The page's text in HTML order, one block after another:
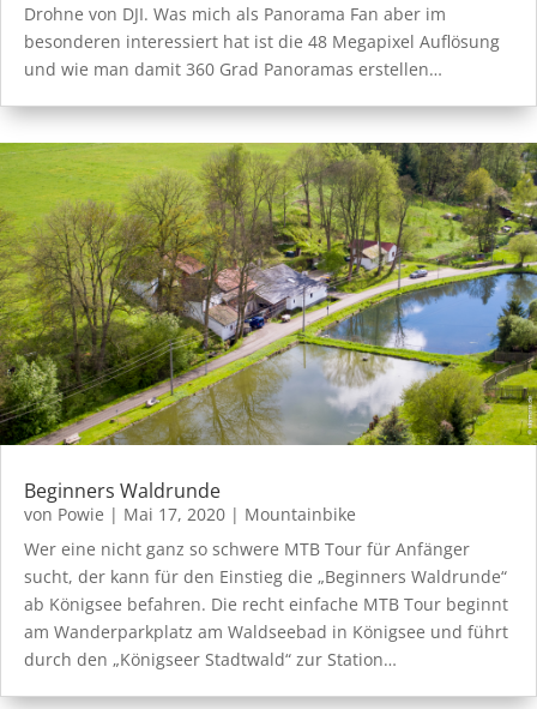
Drohne von DJI. Was mich als Panorama Fan aber im
besonderen interessiert hat ist die 48 Megapixel Auflösung
und wie man damit 360 Grad Panoramas erstellen…
Beginners Waldrunde
von Powie | Mai 17, 2020 | Mountainbike
Wer eine nicht ganz so schwere MTB Tour für Anfänger
sucht, der kann für den Einstieg die „Beginners Waldrunde“
ab Königsee befahren. Die recht einfache MTB Tour beginnt
am Wanderparkplatz am Waldseebad in Königsee und führt
durch den „Königseer Stadtwald“ zur Station…